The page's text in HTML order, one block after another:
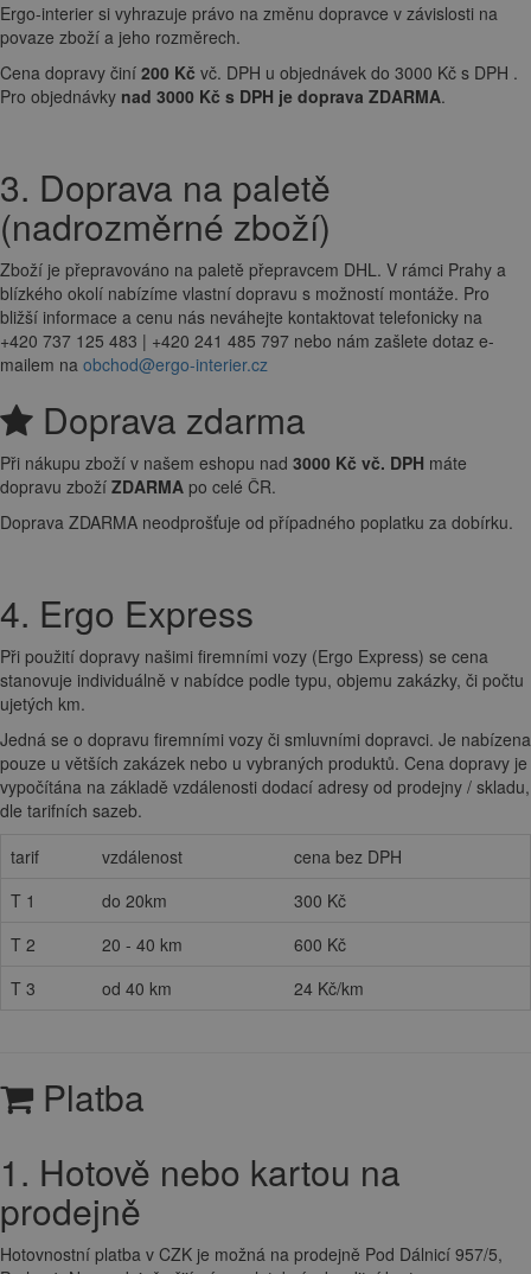
Ergo-interier si vyhrazuje právo na změnu dopravce v závislosti na
povaze zboží a jeho rozměrech.
Cena dopravy činí 200 Kč vč. DPH u objednávek do 3000 Kč s DPH .
Pro objednávky nad 3000 Kč s DPH je doprava ZDARMA.
3. Doprava na paletě
(nadrozměrné zboží)
Zboží je přepravováno na paletě přepravcem DHL. V rámci Prahy a
blízkého okolí nabízíme vlastní dopravu s možností montáže. Pro
bližší informace a cenu nás neváhejte kontaktovat telefonicky na
+420 737 125 483 | +420 241 485 797 nebo nám zašlete dotaz e-
mailem na obchod@ergo-interier.cz
Doprava zdarma
Při nákupu zboží v našem eshopu nad 3000 Kč vč. DPH máte
dopravu zboží ZDARMA po celé ČR.
Doprava ZDARMA neodprošťuje od případného poplatku za dobírku.
4. Ergo Express
Při použití dopravy našimi firemními vozy (Ergo Express) se cena
stanovuje individuálně v nabídce podle typu, objemu zakázky, či počtu
ujetých km.
Jedná se o dopravu firemními vozy či smluvními dopravci. Je nabízena
pouze u větších zakázek nebo u vybraných produktů. Cena dopravy je
vypočítána na základě vzdálenosti dodací adresy od prodejny / skladu,
dle tarifních sazeb.
tarif
vzdálenost
cena bez DPH
T 1
do 20km
300 Kč
T 2
20 - 40 km
600 Kč
T 3
od 40 km 24 Kč/km
Platba
1. Hotově nebo kartou na
prodejně
Hotovnostní platba v CZK je možná na prodejně Pod Dálnicí 957/5,